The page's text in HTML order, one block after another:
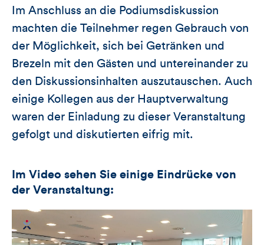
Im Anschluss an die Podiumsdiskussion
machten die Teilnehmer regen Gebrauch von
der Möglichkeit, sich bei Getränken und
Brezeln mit den Gästen und untereinander zu
den Diskussionsinhalten auszutauschen. Auch
einige Kollegen aus der Hauptverwaltung
waren der Einladung zu dieser Veranstaltung
gefolgt und diskutierten eifrig mit.
Im Video sehen Sie einige Eindrücke von
der Veranstaltung:
Video-
Player